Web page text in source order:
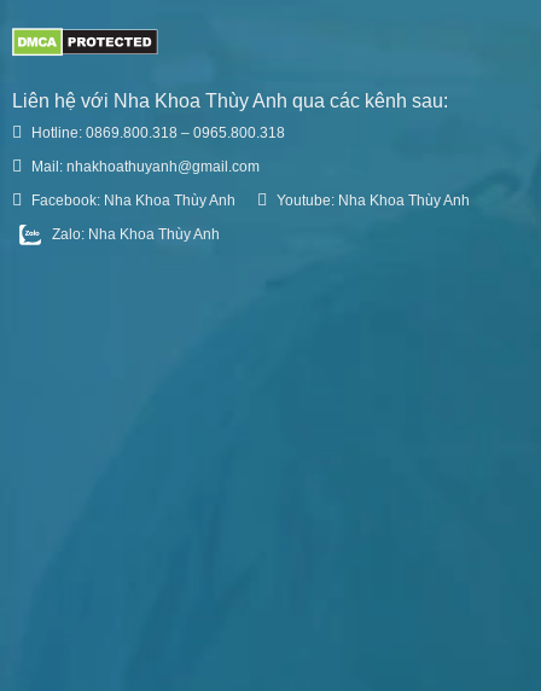
Liên hệ với Nha Khoa Thùy Anh qua các kênh sau:
Hotline: 0869.800.318 – 0965.800.318
Mail: nhakhoathuyanh@gmail.com
Facebook: Nha Khoa Thùy Anh
Youtube: Nha Khoa Thùy Anh
Zalo: Nha Khoa Thùy Anh